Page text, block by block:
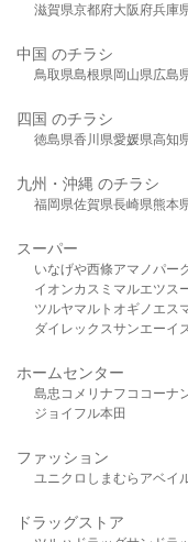
滋賀県京都府大阪府兵庫
中国 のチラシ
鳥取県島根県岡山県広島
四国 のチラシ
徳島県香川県愛媛県高知
九州・沖縄 のチラシ
福岡県佐賀県長崎県熊本
スーパー
いなげや西條アマノパー
イオンカスミ マルエツス
ツルヤマルト オギノ エス
ダイレックスサンエーイ
ホームセンター
島忠 コメリ ナフコ コーナ
ジョイフル本田
ファッション
ユニクロ しまむら アベイ
ドラッグストア